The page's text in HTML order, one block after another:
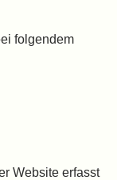
folgendem
Website erfasst